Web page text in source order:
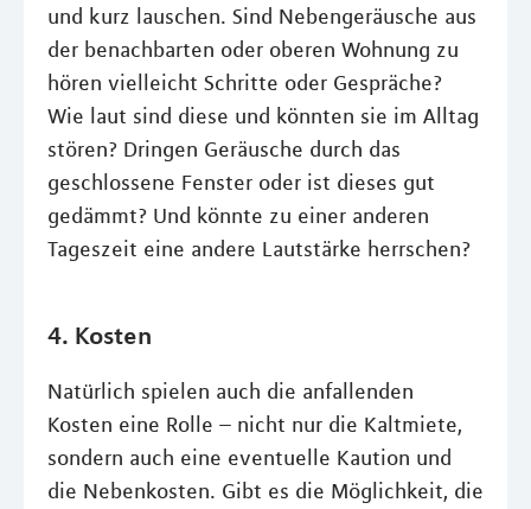
und kurz lauschen. Sind Nebengeräusche aus
der benachbarten oder oberen Wohnung zu
hören vielleicht Schritte oder Gespräche?
Wie laut sind diese und könnten sie im Alltag
stören? Dringen Geräusche durch das
geschlossene Fenster oder ist dieses gut
gedämmt? Und könnte zu einer anderen
Tageszeit eine andere Lautstärke herrschen?
4. Kosten
Natürlich spielen auch die anfallenden
Kosten eine Rolle – nicht nur die Kaltmiete,
sondern auch eine eventuelle Kaution und
die Nebenkosten. Gibt es die Möglichkeit, die